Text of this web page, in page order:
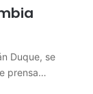
Duque, se
prensa…